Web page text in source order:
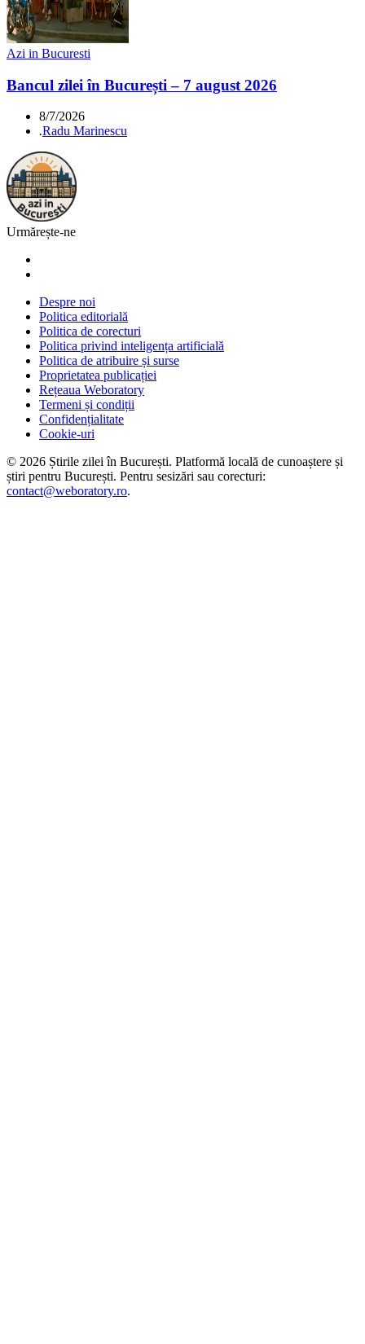
Azi in Bucuresti
Bancul zilei în București – 7 august 2026
8/7/2026
.Radu Marinescu
Urmărește-ne
Despre noi
Politica editorială
Politica de corecturi
Politica privind inteligența artificială
Politica de atribuire și surse
Proprietatea publicației
Rețeaua Weboratory
Termeni și condiții
Confidențialitate
Cookie-uri
© 2026 Știrile zilei în București. Platformă locală de cunoaștere și
știri pentru București. Pentru sesizări sau corecturi:
contact@weboratory.ro.